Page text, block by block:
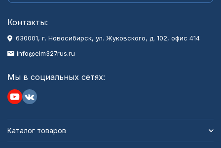
Контакты:
630001, г. Новосибирск, ул. Жуковского, д. 102, офис 414
info@elm327rus.ru
Мы в социальных сетях:
Каталог товаров